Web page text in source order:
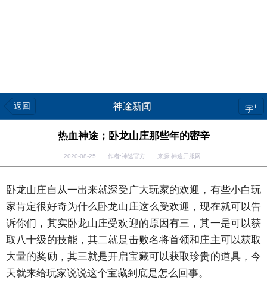
返回 神途新闻 字+
热血神途；卧龙山庄那些年的密辛
2020-08-25 作者:神途官方 来源:神途开服网
卧龙山庄自从一出来就深受广大玩家的欢迎，有些小白玩
家肯定很好奇为什么卧龙山庄这么受欢迎，现在就可以告
诉你们，其实卧龙山庄受欢迎的原因有三，其一是可以获
取八十级的技能，其二就是击败名将首领和庄主可以获取
大量的奖励，其三就是开启宝藏可以获取珍贵的道具，今
天就来给玩家说说这个宝藏到底是怎么回事。